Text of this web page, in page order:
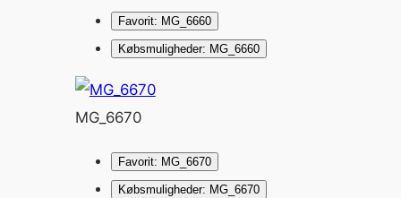
Favorit: MG_6660
Købsmuligheder: MG_6660
MG_6670
Favorit: MG_6670
Købsmuligheder: MG_6670